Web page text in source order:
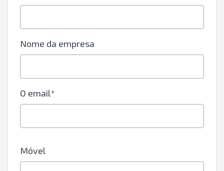
Nome da empresa
O email*
Móvel